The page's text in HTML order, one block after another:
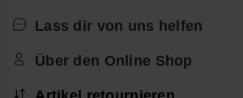
Lass dir von uns helfen
Über den Online Shop